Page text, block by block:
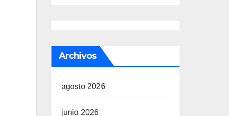
Archivos
agosto 2026
junio 2026